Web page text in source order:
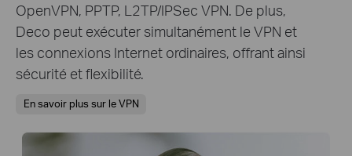
OpenVPN, PPTP, L2TP/IPSec VPN. De plus,
Deco peut exécuter simultanément le VPN et
les connexions Internet ordinaires, offrant ainsi
sécurité et flexibilité.
En savoir plus sur le VPN